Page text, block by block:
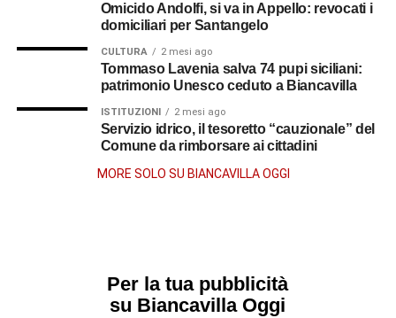
Omicido Andolfi, si va in Appello: revocati i
domiciliari per Santangelo
CULTURA 2 mesi ago
Tommaso Lavenia salva 74 pupi siciliani:
patrimonio Unesco ceduto a Biancavilla
ISTITUZIONI 2 mesi ago
Servizio idrico, il tesoretto “cauzionale” del
Comune da rimborsare ai cittadini
MORE SOLO SU BIANCAVILLA OGGI
Per la tua pubblicità
su Biancavilla Oggi